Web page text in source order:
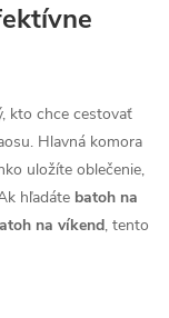
kto chce cestovať
Hlavná komora
uložíte oblečenie,
hľadáte batoh na
na víkend, tento